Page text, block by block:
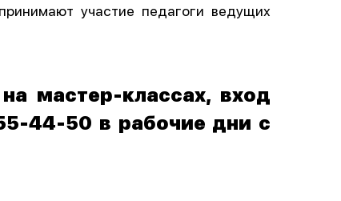
участие педагоги ведущих
мастер-классах, вход
44-50 в рабочие дни с